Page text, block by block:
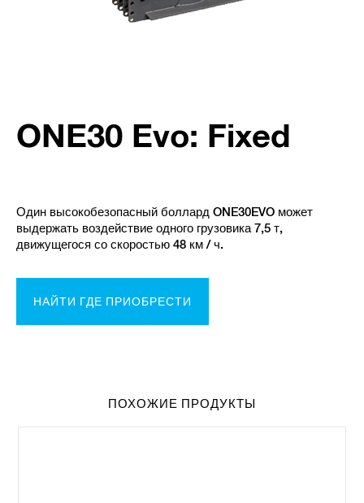
ONE30 Evo: Fixed
Один высокобезопасный боллард ONE30EVO может
выдержать воздействие одного грузовика 7,5 т,
движущегося со скоростью 48 км / ч.
НАЙТИ ГДЕ ПРИОБРЕСТИ
ПОХОЖИЕ ПРОДУКТЫ